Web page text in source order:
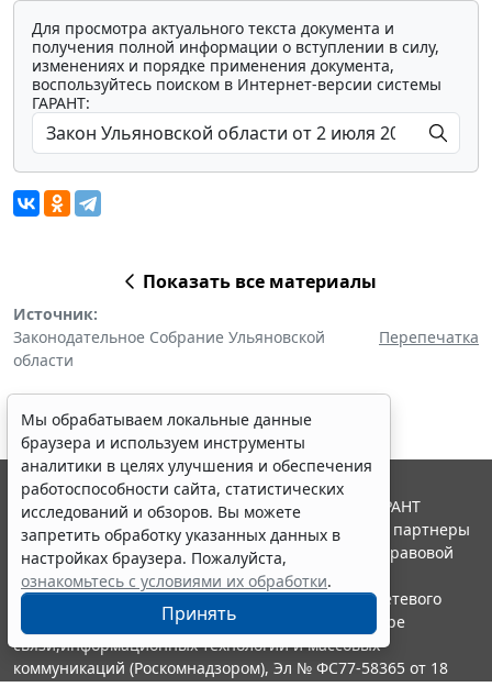
Для просмотра актуального текста документа и
получения полной информации о вступлении в силу,
изменениях и порядке применения документа,
воспользуйтесь поиском в Интернет-версии системы
ГАРАНТ:
Показать все материалы
Источник:
Законодательное Собрание Ульяновской
области
Перепечатка
Мы обрабатываем локальные данные
браузера и используем инструменты
аналитики в целях улучшения и обеспечения
работоспособности сайта, статистических
исследований и обзоров. Вы можете
запретить обработку указанных данных в
настройках браузера. Пожалуйста,
ознакомьтесь с условиями их обработки.
Принять
© ООО "НПП "ГАРАНТ-СЕРВИС", 2026. Система ГАРАНТ
выпускается с 1990 года. Компания "Гарант" и ее партнеры
являются участниками Российской ассоциации правовой
информации ГАРАНТ.
Портал ГАРАНТ.РУ зарегистрирован в качестве сетевого
издания Федеральной службой по надзору в сфере
связи,информационных технологий и массовых
коммуникаций (Роскомнадзором), Эл № ФС77-58365 от 18